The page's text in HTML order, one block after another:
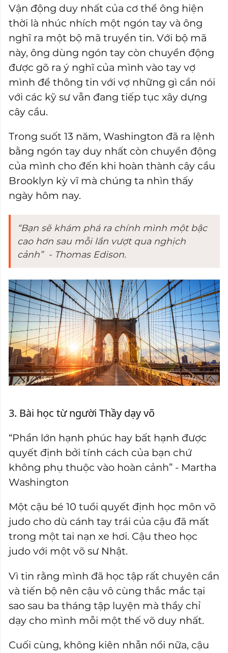
Vận động duy nhất của cơ thể ông hiện
thời là nhúc nhích một ngón tay và ông
nghĩ ra một bộ mã truyền tin. Với bộ mã
này, ông dùng ngón tay còn chuyển động
được gõ ra ý nghĩ của mình vào tay vợ
mình để thông tin với vợ những gì cần nói
với các kỹ sư vẫn đang tiếp tục xây dựng
cây cầu.
Trong suốt 13 năm, Washington đã ra lệnh
bằng ngón tay duy nhất còn chuyển động
của mình cho đến khi hoàn thành cây cầu
Brooklyn kỳ vĩ mà chúng ta nhìn thấy
ngày hôm nay.
“Bạn sẽ khám phá ra chính mình một bậc
cao hơn sau mỗi lần vượt qua nghịch
cảnh” - Thomas Edison.
3. Bài học từ người Thầy dạy võ
“Phần lớn hạnh phúc hay bất hạnh được
quyết định bởi tính cách của bạn chứ
không phụ thuộc vào hoàn cảnh” - Martha
Washington
Một cậu bé 10 tuổi quyết định học môn võ
judo cho dù cánh tay trái của cậu đã mất
trong một tai nạn xe hơi. Cậu theo học
judo với một võ sư Nhật.
Vì tin rằng mình đã học tập rất chuyên cần
và tiến bộ nên cậu vô cùng thắc mắc tại
sao sau ba tháng tập luyện mà thầy chỉ
dạy cho mình mỗi một thế võ duy nhất.
Cuối cùng, không kiên nhẫn nổi nữa, cậu